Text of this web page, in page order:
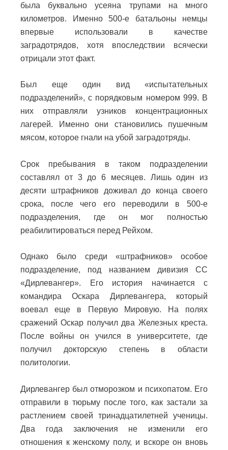
была буквально усеяна трупами на много
километров. Именно 500-е батальоны немцы
впервые использовали в качестве
заградотрядов, хотя впоследствии всячески
отрицали этот факт.
Был еще один вид «испытательных
подразделений», с порядковым номером 999. В
них отправляли узников концентрационных
лагерей. Именно они становились пушечным
мясом, которое гнали на убой заградотряды.
Срок пребывания в таком подразделении
составлял от 3 до 6 месяцев. Лишь один из
десяти штрафников доживал до конца своего
срока, после чего его переводили в 500-е
подразделения, где он мог полностью
реабилитироваться перед Рейхом.
Однако было среди «штрафников» особое
подразделение, под названием дивизия СС
«Дирлевангер». Его история начинается с
командира Оскара Дирлевангера, который
воевал еще в Первую Мировую. На полях
сражений Оскар получил два Железных креста.
После войны он учился в университете, где
получил докторскую степень в области
политологии.
Дирлевангер был отморозком и психопатом. Его
отправили в тюрьму после того, как застали за
растлением своей тринадцатилетней ученицы.
Два года заключения не изменили его
отношения к женскому полу, и вскоре он вновь